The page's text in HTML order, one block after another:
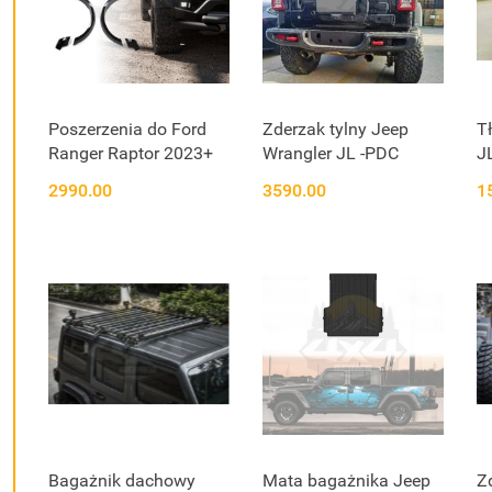
Poszerzenia do Ford
Ranger Raptor 2023+
2990.00
Zderzak tylny Jeep
Wrangler JL -PDC
3590.00
Bagażnik dachowy
Mata bagażnika Jeep